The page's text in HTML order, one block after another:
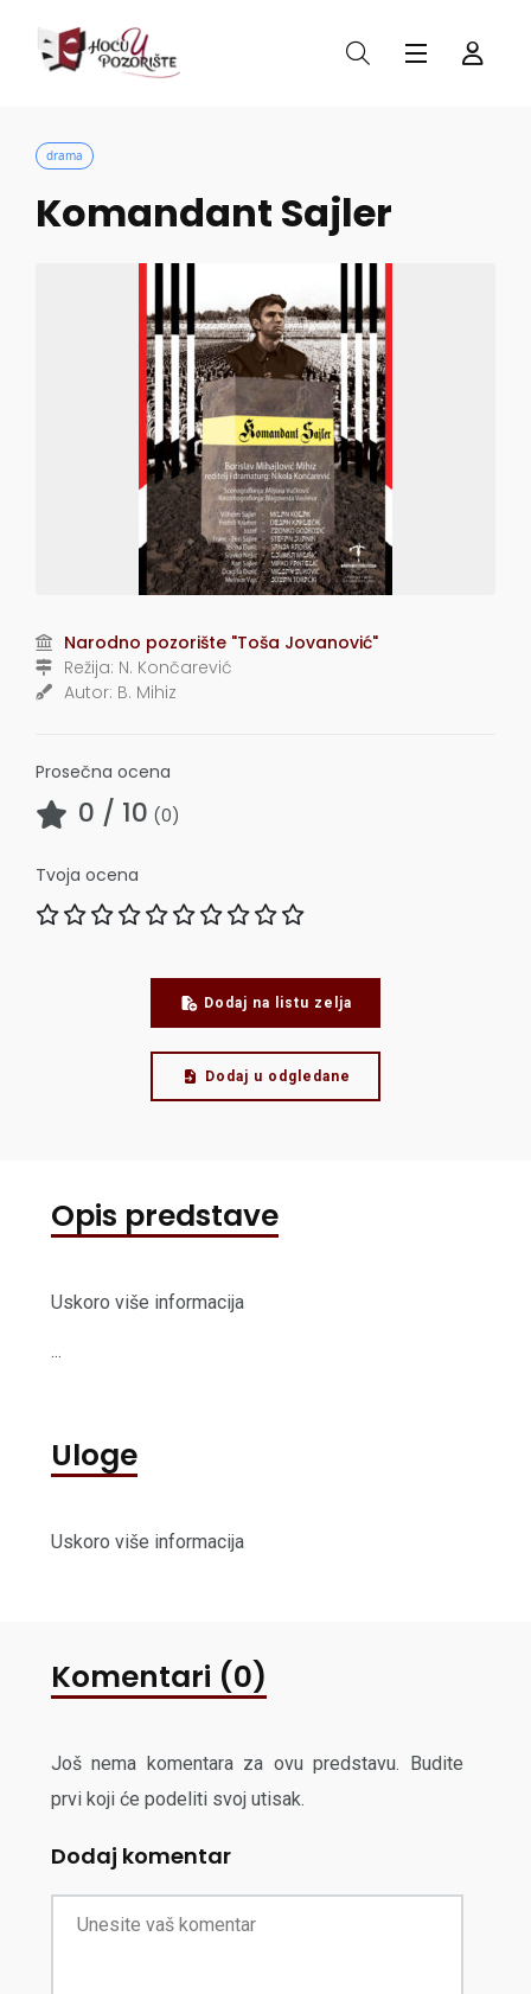
drama
Komandant Sajler
Narodno pozorište "Toša Jovanović"
Režija: N. Končarević
Autor: B. Mihiz
Prosečna ocena
0 / 10 (0)
Tvoja ocena
Dodaj na listu zelja
Dodaj u odgledane
Opis predstave
Uskoro više informacija
...
Uloge
Uskoro više informacija
Komentari (0)
Još nema komentara za ovu predstavu. Budite
prvi koji će podeliti svoj utisak.
Dodaj komentar